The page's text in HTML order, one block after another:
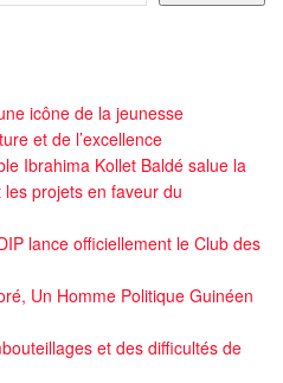
icône de la jeunesse
et de l’excellence
Ibrahima Kollet Baldé salue la
projets en faveur du
lance officiellement le Club des
Un Homme Politique Guinéen
et des difficultés de